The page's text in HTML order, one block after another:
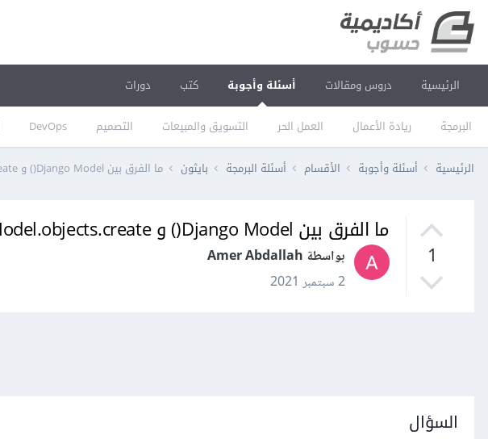
الرئيسية دروس ومقالات أسئلة وأجوبة
البرمجة ريادة الأعمال العمل الحر التسويق والمبيعات التصميم DevOps
كتب دورات
الرئيسية أسئلة وأجوبة الأقسام أسئلة البرمجة بايثون ما الفرق بين Django Model() و Model.objects.create() في جانغو Django؟
1
ما الفرق بين Django Model() و Model.objects.create() في جانغو Django؟
بواسطة Amer Abdallah
2 سبتمبر 2021
السؤال